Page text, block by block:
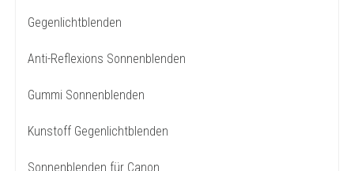
Gegenlichtblenden
Anti-Reflexions Sonnenblenden
Gummi Sonnenblenden
Kunstoff Gegenlichtblenden
Sonnenblenden für Canon